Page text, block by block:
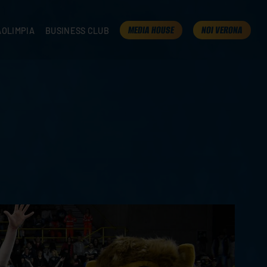
BUSINESS CLUB MEDIA HOUSE NOI VERONA